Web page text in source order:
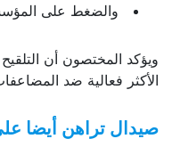
والضغط على
ويؤكد المختصون أن التلقيح
الأكثر فعالية ضد
صيدال تراهن أيضا